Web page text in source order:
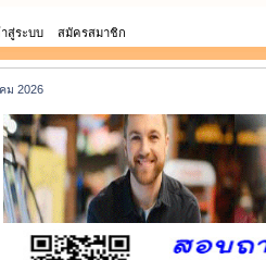
าสู่ระบบ สมัครสมาชิก
ม 2026